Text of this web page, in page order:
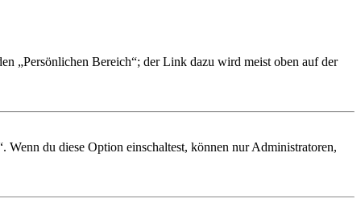
„Persönlichen Bereich“; der Link dazu wird meist oben auf der
du diese Option einschaltest, können nur Administratoren,